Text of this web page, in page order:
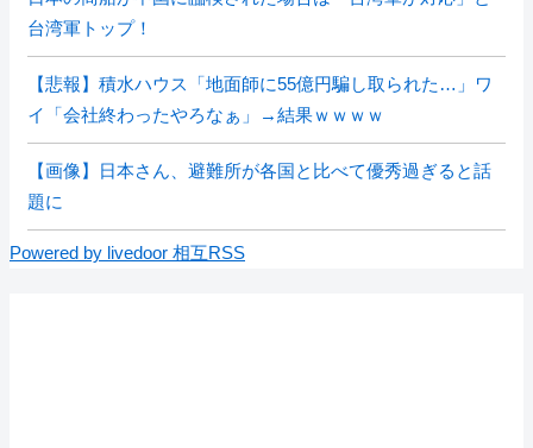
台湾軍トップ！
【悲報】積水ハウス「地面師に55億円騙し取られた…」ワ
イ「会社終わったやろなぁ」→結果ｗｗｗｗ
【画像】日本さん、避難所が各国と比べて優秀過ぎると話
題に
Powered by livedoor 相互RSS